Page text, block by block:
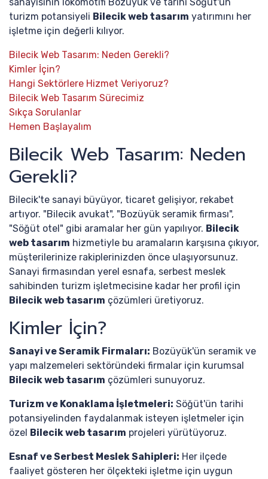
turizm potansiyeli Bilecik web tasarım yatırımını her
işletme için değerli kılıyor.
Bilecik Web Tasarım: Neden Gerekli?
Kimler İçin?
Hangi Sektörlere Hizmet Veriyoruz?
Bilecik Web Tasarım Sürecimiz
Sıkça Sorulanlar
Hemen Başlayalım
Bilecik Web Tasarım: Neden
Gerekli?
Bilecik'te sanayi büyüyor, ticaret gelişiyor, rekabet
artıyor. "Bilecik avukat", "Bozüyük seramik firması",
"Söğüt otel" gibi aramalar her gün yapılıyor. Bilecik
web tasarım hizmetiyle bu aramaların karşısına çıkıyor,
müşterilerinize rakiplerinizden önce ulaşıyorsunuz.
Sanayi firmasından yerel esnafa, serbest meslek
sahibinden turizm işletmecisine kadar her profil için
Bilecik web tasarım çözümleri üretiyoruz.
Kimler İçin?
Sanayi ve Seramik Firmaları: Bozüyük'ün seramik ve
yapı malzemeleri sektöründeki firmalar için kurumsal
Bilecik web tasarım çözümleri sunuyoruz.
Turizm ve Konaklama İşletmeleri: Söğüt'ün tarihi
potansiyelinden faydalanmak isteyen işletmeler için
özel Bilecik web tasarım projeleri yürütüyoruz.
Esnaf ve Serbest Meslek Sahipleri: Her ilçede
faaliyet gösteren her ölçekteki işletme için uygun